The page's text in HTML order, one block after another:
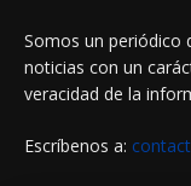
Somos un periódico
noticias con un
veracidad de la
Escríbenos a: